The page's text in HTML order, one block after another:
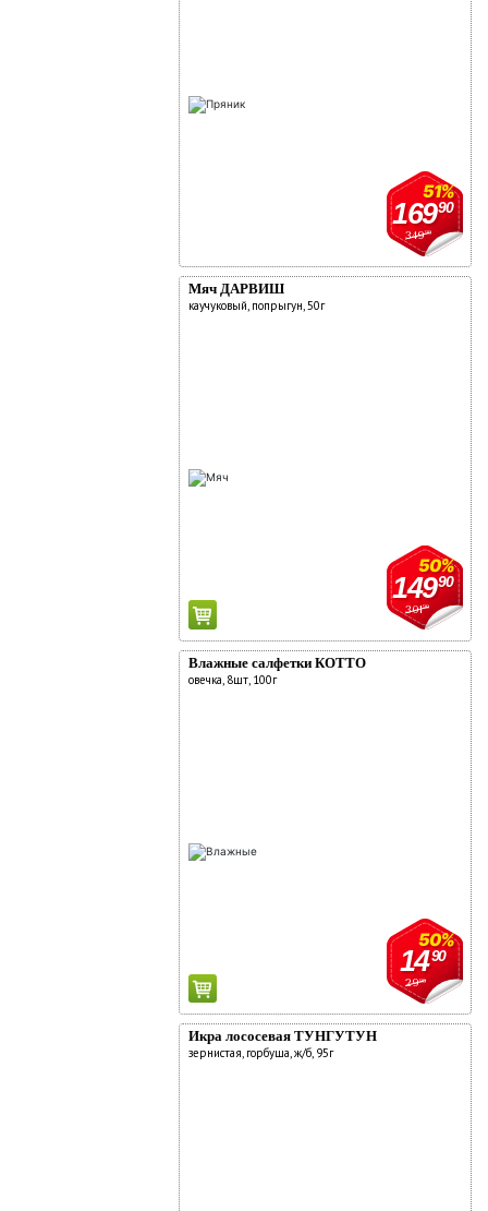
34990
51%
16990
Мяч ДАРВИШ
каучуковый, попрыгун, 50г
30190
50%
14990
Влажные салфетки КОТТО
овечка, 8шт, 100г
2990
50%
1490
Икра лососевая ТУНГУТУН
зернистая, горбуша, ж/б, 95г